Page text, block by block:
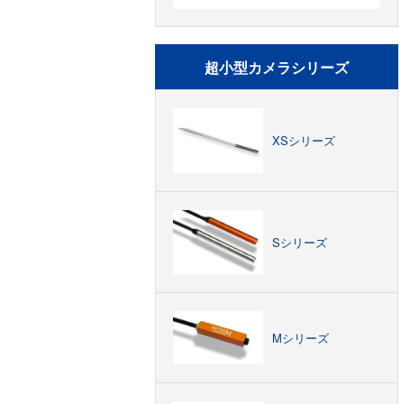
超小型カメラシリーズ
XSシリーズ
Sシリーズ
Mシリーズ